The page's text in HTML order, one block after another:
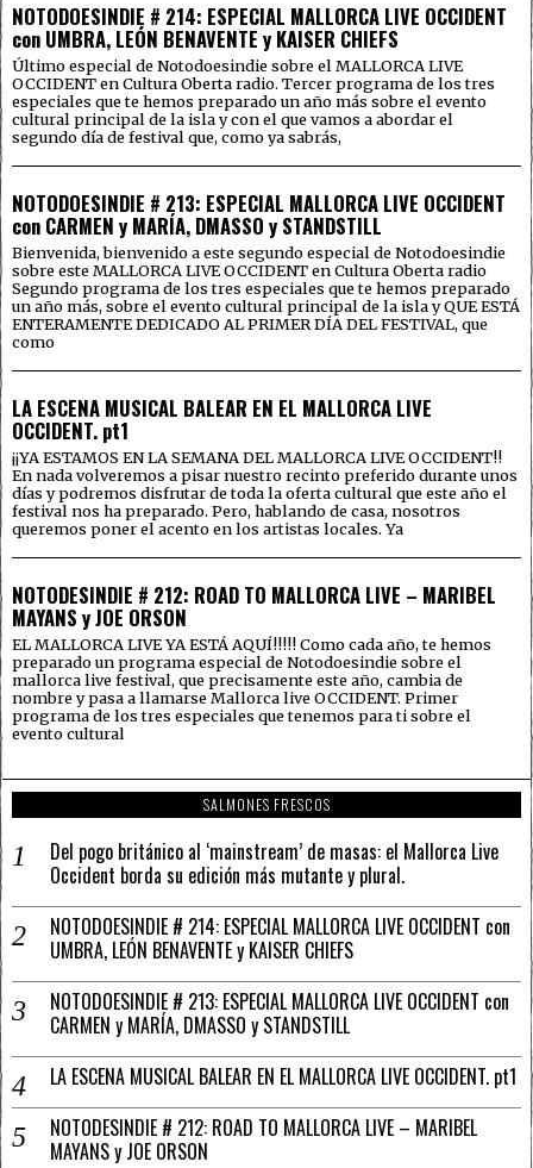
NOTODOESINDIE # 214: ESPECIAL MALLORCA LIVE OCCIDENT
con UMBRA, LEÓN BENAVENTE y KAISER CHIEFS
Último especial de Notodoesindie sobre el MALLORCA LIVE
OCCIDENT en Cultura Oberta radio. Tercer programa de los tres
especiales que te hemos preparado un año más sobre el evento
cultural principal de la isla y con el que vamos a abordar el
segundo día de festival que, como ya sabrás,
NOTODOESINDIE # 213: ESPECIAL MALLORCA LIVE OCCIDENT
con CARMEN y MARÍA, DMASSO y STANDSTILL
Bienvenida, bienvenido a este segundo especial de Notodoesindie
sobre este MALLORCA LIVE OCCIDENT en Cultura Oberta radio
Segundo programa de los tres especiales que te hemos preparado
un año más, sobre el evento cultural principal de la isla y QUE ESTÁ
ENTERAMENTE DEDICADO AL PRIMER DÍA DEL FESTIVAL, que
como
LA ESCENA MUSICAL BALEAR EN EL MALLORCA LIVE
OCCIDENT. pt1
¡¡YA ESTAMOS EN LA SEMANA DEL MALLORCA LIVE OCCIDENT!!
En nada volveremos a pisar nuestro recinto preferido durante unos
días y podremos disfrutar de toda la oferta cultural que este año el
festival nos ha preparado. Pero, hablando de casa, nosotros
queremos poner el acento en los artistas locales. Ya
NOTODESINDIE # 212: ROAD TO MALLORCA LIVE – MARIBEL
MAYANS y JOE ORSON
EL MALLORCA LIVE YA ESTÁ AQUÍ!!!!! Como cada año, te hemos
preparado un programa especial de Notodoesindie sobre el
mallorca live festival, que precisamente este año, cambia de
nombre y pasa a llamarse Mallorca live OCCIDENT. Primer
programa de los tres especiales que tenemos para ti sobre el
evento cultural
SALMONES FRESCOS
Del pogo británico al ‘mainstream’ de masas: el Mallorca Live
Occident borda su edición más mutante y plural.
NOTODOESINDIE # 214: ESPECIAL MALLORCA LIVE OCCIDENT con
UMBRA, LEÓN BENAVENTE y KAISER CHIEFS
NOTODOESINDIE # 213: ESPECIAL MALLORCA LIVE OCCIDENT con
CARMEN y MARÍA, DMASSO y STANDSTILL
LA ESCENA MUSICAL BALEAR EN EL MALLORCA LIVE OCCIDENT. pt1
NOTODESINDIE # 212: ROAD TO MALLORCA LIVE – MARIBEL
MAYANS y JOE ORSON